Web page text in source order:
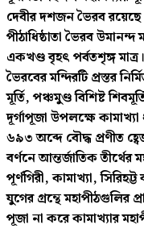
দেবীর দশজন ভৈরব রয়েছে।
পীঠাধিষ্ঠাতা ভৈরব উমানন্দ
একখণ্ড বৃহৎ পর্বতশৃঙ্গ
ভৈরবের মন্দিরটি প্রস্তর
মূর্তি, পঞ্চমুণ্ড বিশিষ্ট
দূর্গাপূজা উপলক্ষে কামাখ্যা
৬৯৩ অব্দে বৌদ্ধ প্রণীত
বর্ণনে আন্তর্জাতিক
পূর্ণগিরী, কামাখ্যা,
যুগের গ্রন্থে মহাপীঠগুলির
পূজা না করে কামাখ্যার